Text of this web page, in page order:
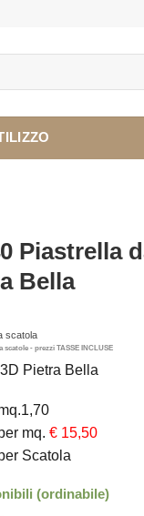
Piastrella
Bella
Pietra Bella
mq. € 15,50
Scatola
(ordinabile)